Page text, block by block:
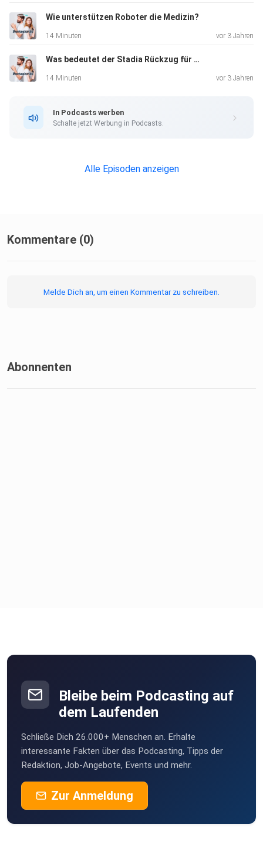
Wie unterstützen Roboter die Medizin?
14 Minuten vor 3 Jahren
Was bedeutet der Stadia Rückzug für den Cloud-Gaming Markt?
14 Minuten vor 3 Jahren
In Podcasts werben
Schalte jetzt Werbung in Podcasts.
Alle Episoden anzeigen
Kommentare (0)
Melde Dich an, um einen Kommentar zu schreiben.
Abonnenten
Bleibe beim Podcasting auf
dem Laufenden
Schließe Dich 26.000+ Menschen an. Erhalte
interessante Fakten über das Podcasting, Tipps der
Redaktion, Job-Angebote, Events und mehr.
Zur Anmeldung